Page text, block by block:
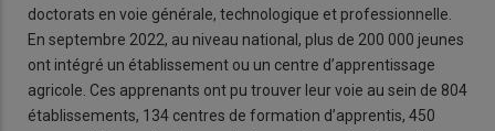
doctorats en voie générale, technologique et professionnelle.
En septembre 2022, au niveau national, plus de 200 000 jeunes
ont intégré un établissement ou un centre d’apprentissage
agricole. Ces apprenants ont pu trouver leur voie au sein de 804
établissements, 134 centres de formation d’apprentis, 450